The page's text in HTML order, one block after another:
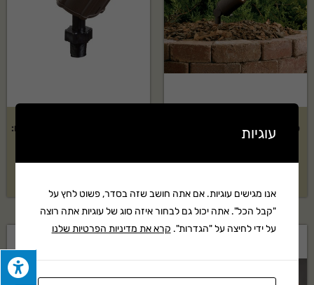
ספוט לד מתח נמוך 8.5 וואט דגם:
עוגיות
אנו מגישים עוגיות. אם אתה חושב שזה בסדר, פשוט לחץ על
"קבל הכל". אתה יכול גם לבחור איזה סוג של עוגיות אתה רוצה
על ידי לחיצה על "הגדרות". קרא את מדיניות הפרטיות שלנו